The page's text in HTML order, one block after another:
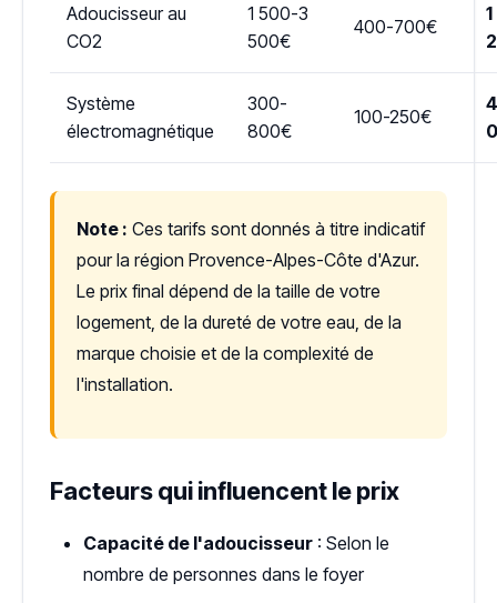
Adoucisseur au
CO2
1 500-3
500€
400-700€
Système
électromagnétique
300-
800€
100-250€
Note : Ces tarifs sont donnés à titre indicatif
pour la région Provence-Alpes-Côte d'Azur.
Le prix final dépend de la taille de votre
logement, de la dureté de votre eau, de la
marque choisie et de la complexité de
l'installation.
Facteurs qui influencent le prix
Capacité de l'adoucisseur : Selon le
nombre de personnes dans le foyer